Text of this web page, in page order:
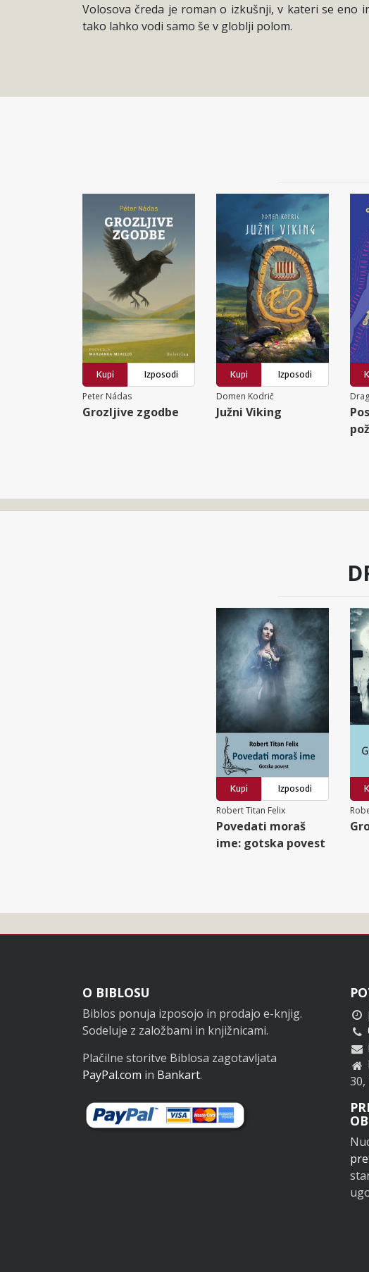
Volosova čreda je roman o izkušnji, v kateri se eno
tako lahko vodi samo še v globlji polom.
Kupi
Izposodi
Peter Nádas
Grozljive zgodbe
Kupi
Izposodi
Domen Kodrič
Južni Viking
Kupi
Izposodi
Robert Titan Felix
Povedati moraš
ime: gotska povest
Noga
O BIBLOSU
Biblos ponuja izposojo in prodajo e-knjig.
Sodeluje z založbami in knjižnicami.
Plačilne storitve Biblosa zagotavljata
PayPal.com in Bankart.
30,